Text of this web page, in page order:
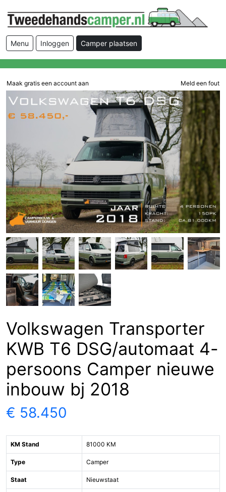
Menu Inloggen Camper plaatsen
Maak gratis een account aan Meld een fout
Volkswagen Transporter
KWB T6 DSG/automaat 4-
persoons Camper nieuwe
inbouw bj 2018
€ 58.450
KM Stand 81000 KM
Type Camper
Staat Nieuwstaat